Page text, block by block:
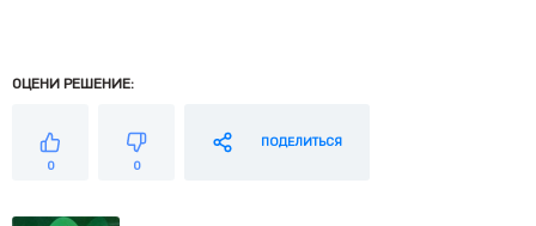
ОЦЕНИ РЕШЕНИЕ:
0 0
ПОДЕЛИТЬСЯ